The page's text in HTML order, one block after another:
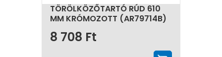
TÖRÖLKÖZŐTARTÓ RÚD 610
MM KRÓMOZOTT (AR79714B)
8 708 Ft